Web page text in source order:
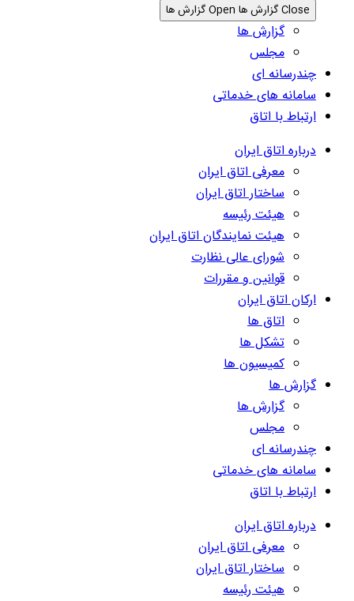
Close گزارش ها Open گزارش ها
گزارش ها
مجلس
چندرسانه ای
سامانه های خدماتی
ارتباط با اتاق
درباره اتاق ایران
معرفی اتاق ایران
ساختار اتاق ایران
هیئت رئیسه
هیئت نمایندگان اتاق ایران
شورای عالی نظارت
قوانین و مقررات
ارکان اتاق ایران
اتاق ها
تشکل ها
کمیسیون ها
گزارش ها
گزارش ها
مجلس
چندرسانه ای
سامانه های خدماتی
ارتباط با اتاق
درباره اتاق ایران
معرفی اتاق ایران
ساختار اتاق ایران
هیئت رئیسه